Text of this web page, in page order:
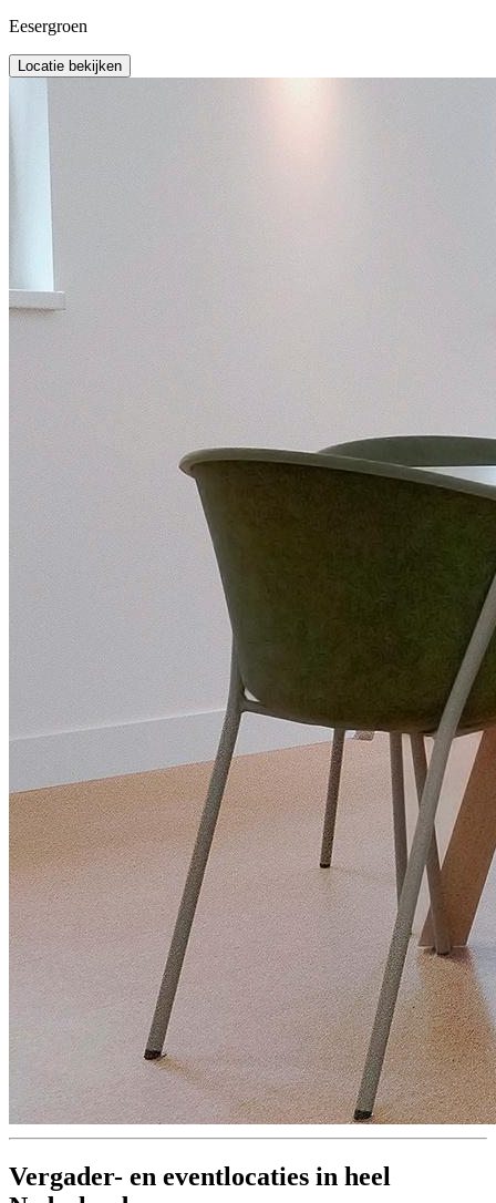
Eesergroen
Locatie bekijken
Vergader- en eventlocaties in heel